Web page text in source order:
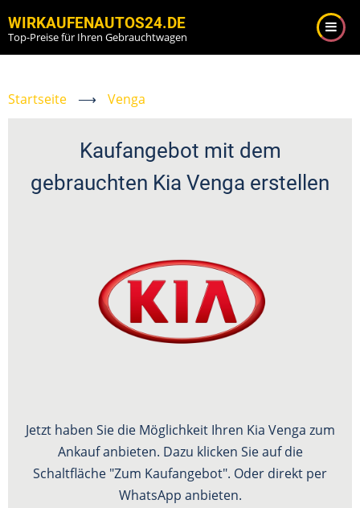
zum
Inhalt
WIRKAUFENAUTOS24.DE
Top-Preise für Ihren Gebrauchtwagen
Startseite ⟶ Venga
Kaufangebot mit dem
gebrauchten Kia Venga erstellen
Jetzt haben Sie die Möglichkeit Ihren Kia Venga zum
Ankauf anbieten. Dazu klicken Sie auf die
Schaltfläche "Zum Kaufangebot". Oder direkt per
WhatsApp anbieten.